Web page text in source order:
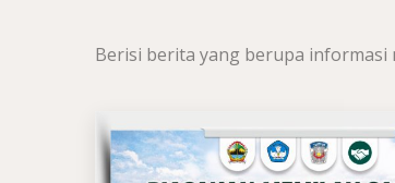
Berisi berita yang berupa informasi